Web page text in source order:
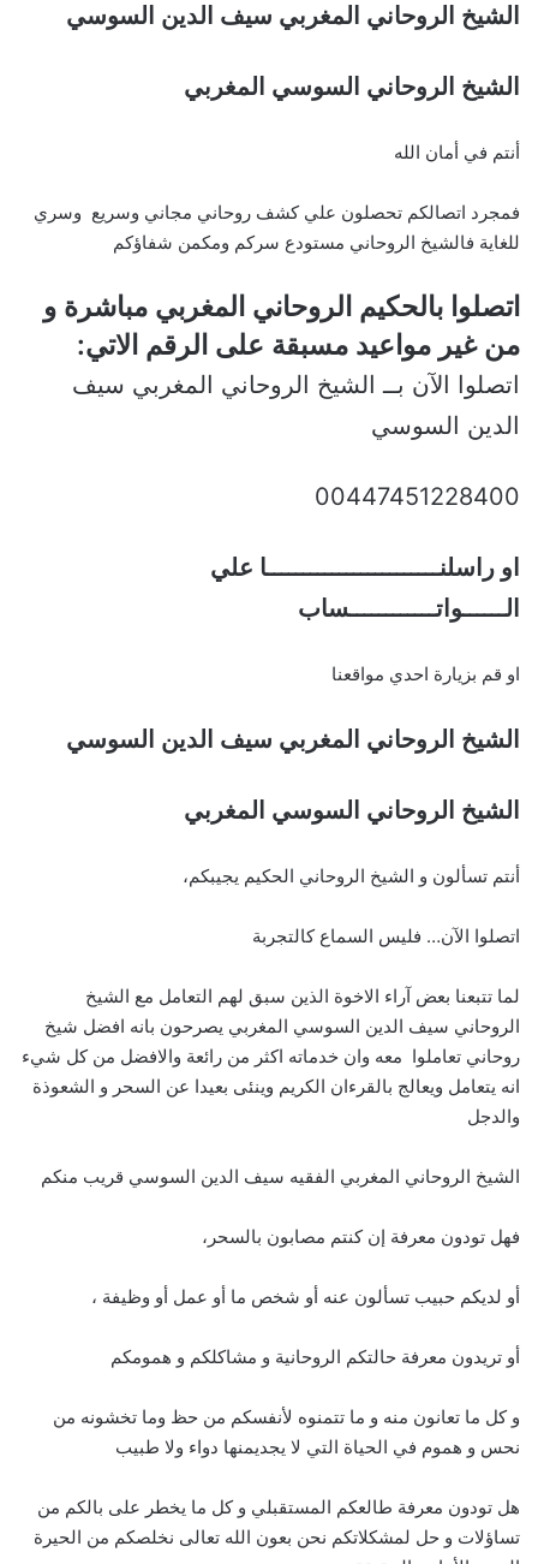
الشيخ الروحاني المغربي سيف الدين السوسي
الشيخ الروحاني السوسي المغربي
أنتم في أمان الله
فمجرد اتصالكم تحصلون علي كشف روحاني مجاني وسريع وسري
للغاية فالشيخ الروحاني مستودع سركم ومكمن شفاؤكم
اتصلوا بالحكيم الروحاني المغربي مباشرة و
من غير مواعيد مسبقة على الرقم الاتي:
اتصلوا الآن بــ الشيخ الروحاني المغربي سيف
الدين السوسي
00447451228400
او راسلنــــــــــــــــــــــــا علي
الــــــواتــــــــــــساب
او قم بزيارة احدي مواقعنا
الشيخ الروحاني المغربي سيف الدين السوسي
الشيخ الروحاني السوسي المغربي
أنتم تسألون و الشيخ الروحاني الحكيم يجيبكم،
اتصلوا الآن… فليس السماع كالتجربة
لما تتبعنا بعض آراء الاخوة الذين سبق لهم التعامل مع الشيخ
الروحاني سيف الدين السوسي المغربي يصرحون بانه افضل شيخ
روحاني تعاملوا معه وان خدماته اكثر من رائعة والافضل من كل شيء
انه يتعامل ويعالج بالقرءان الكريم وينئى بعيدا عن السحر و الشعوذة
والدجل
الشيخ الروحاني المغربي الفقيه سيف الدين السوسي قريب منكم
فهل تودون معرفة إن كنتم مصابون بالسحر،
أو لديكم حبيب تسألون عنه أو شخص ما أو عمل أو وظيفة ،
أو تريدون معرفة حالتكم الروحانية و مشاكلكم و همومكم
و كل ما تعانون منه و ما تتمنوه لأنفسكم من حظ وما تخشونه من
نحس و هموم في الحياة التي لا يجديمنها دواء ولا طبيب
هل تودون معرفة طالعكم المستقبلي و كل ما يخطر على بالكم من
تساؤلات و حل لمشكلاتكم نحن بعون الله تعالى نخلصكم من الحيرة